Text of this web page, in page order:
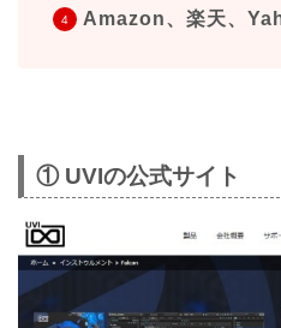
Amazon、楽天、
① UVIの公式サイト